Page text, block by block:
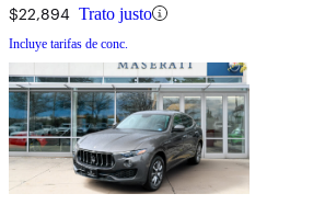
$22,894 Trato justo
Incluye tarifas de conc.